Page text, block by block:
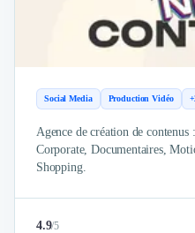
Social Media Production Vidéo
Agence de création de
Corporate, Documentaires,
Shopping.
4.9/5